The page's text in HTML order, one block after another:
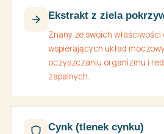
Ekstrakt z ziela
Znany ze swoich
wspierających układ
oczyszczaniu organizmu i
zapalnych.
Cynk (tlenek cynku)